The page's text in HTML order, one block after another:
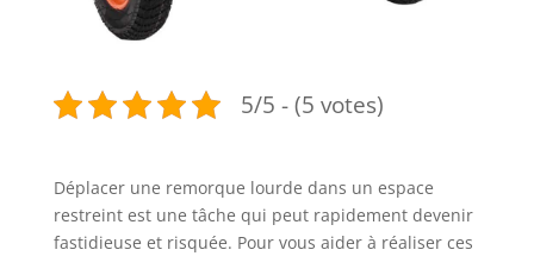
5/5 - (5 votes)
Déplacer une remorque lourde dans un espace
restreint est une tâche qui peut rapidement devenir
fastidieuse et risquée. Pour vous aider à réaliser ces